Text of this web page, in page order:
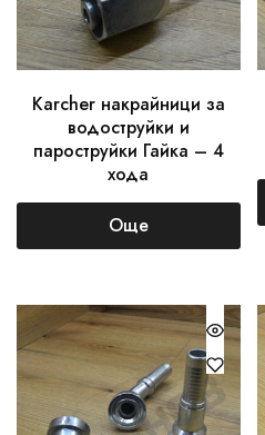
Karcher накрайници за
водоструйки и
пароструйки Гайка – 4
хода
Още